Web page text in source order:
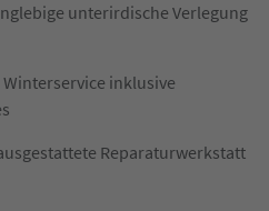
unterirdische Verlegung
inklusive
Reparaturwerkstatt